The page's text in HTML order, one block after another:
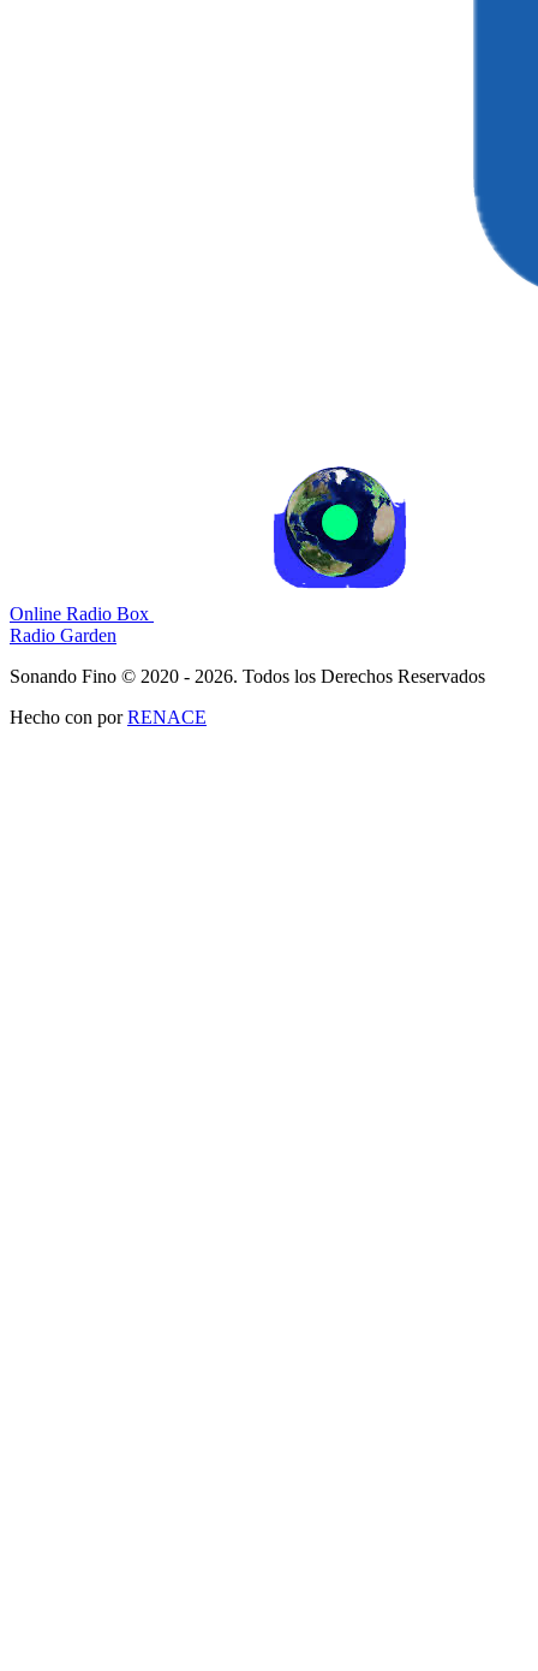
Online Radio Box
Radio Garden
Sonando Fino © 2020 - 2026. Todos los Derechos Reservados
Hecho con porRENACE